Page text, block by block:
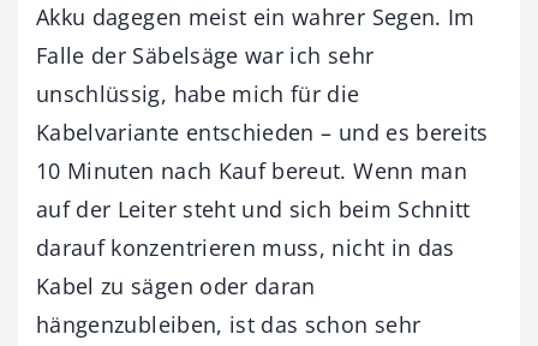
Akku dagegen meist ein wahrer Segen. Im
Falle der Säbelsäge war ich sehr
unschlüssig, habe mich für die
Kabelvariante entschieden – und es bereits
10 Minuten nach Kauf bereut. Wenn man
auf der Leiter steht und sich beim Schnitt
darauf konzentrieren muss, nicht in das
Kabel zu sägen oder daran
hängenzubleiben, ist das schon sehr